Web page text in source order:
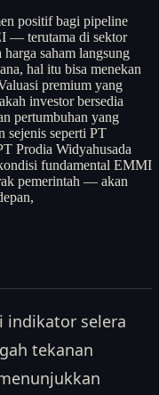
positif bagi pipeline
— terutama di sektor
saham langsung
hal itu bisa menekan
premium yang
investor bersedia
pertumbuhan yang
sejenis seperti PT
Prodia Widyahusada
fundamental EMMI
pemerintah — akan
indikator selera
tekanan